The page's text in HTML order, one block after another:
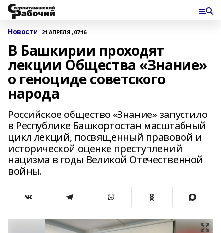
Новости 21 АПРЕЛЯ , 07:16
В Башкирии проходят
лекции Общества «Знание»
о геноциде советского
народа
Российское общество «Знание» запустило
в Республике Башкортостан масштабный
цикл лекций, посвященный правовой и
исторической оценке преступлений
нацизма в годы Великой Отечественной
войны.